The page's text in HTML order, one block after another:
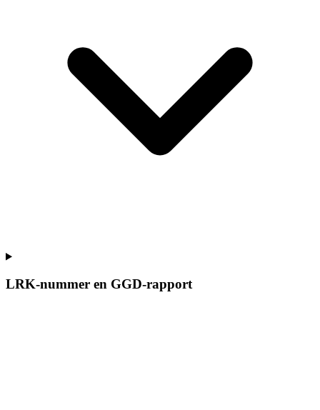
LRK-nummer en GGD-rapport